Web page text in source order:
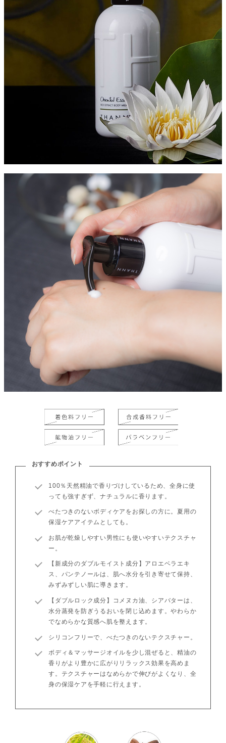
おすすめポイント
100％天然精油で香りづけしているため、全身に使
っても強すぎず、ナチュラルに香ります。
べたつきのないボディケアをお探しの方に。夏用の
保湿ケアアイテムとしても。
お肌が乾燥しやすい男性にも使いやすいテクスチャ
ー。
【新成分のダブルモイスト成分】アロエベラエキ
ス、パンテノールは、肌へ水分を引き寄せて保持、
みずみずしい肌に導きます。
【ダブルロック成分】コメヌカ油、シアバターは、
水分蒸発を防ぎうるおいを閉じ込めます。やわらか
でなめらかな質感へ肌を整えます。
シリコンフリーで、べたつきのないテクスチャー。
ボディ＆マッサージオイルを少し混ぜると、精油の
香りがより豊かに広がりリラックス効果を高めま
す。テクスチャーはなめらかで伸びがよくなり、全
身の保湿ケアを手軽に行えます。